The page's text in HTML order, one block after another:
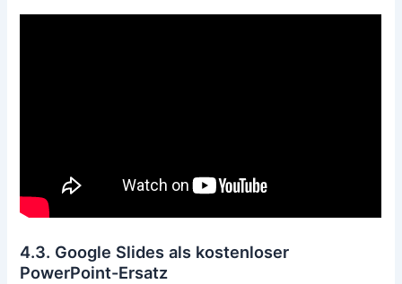
4.3. Google Slides als kostenloser
PowerPoint-Ersatz